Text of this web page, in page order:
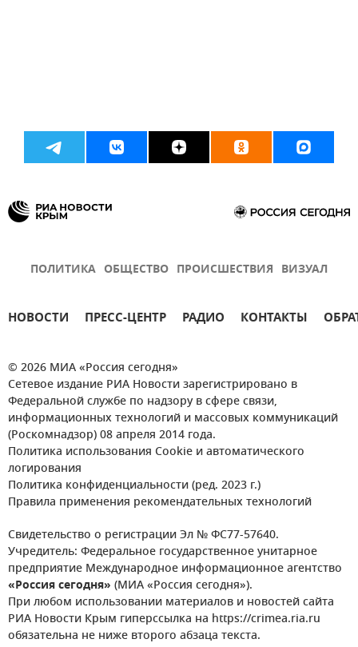
ПОЛИТИКА ОБЩЕСТВО ПРОИСШЕСТВИЯ ВИЗУАЛ
НОВОСТИ ПРЕСС-ЦЕНТР РАДИО КОНТАКТЫ
© 2026 МИА «Россия сегодня»
Сетевое издание РИА Новости зарегистрировано в
Федеральной службе по надзору в сфере связи,
информационных технологий и массовых коммуникаций
(Роскомнадзор) 08 апреля 2014 года.
Политика использования Cookie и автоматического
логирования
Политика конфиденциальности (ред. 2023 г.)
Правила применения рекомендательных технологий
Свидетельство о регистрации Эл № ФС77-57640.
Учредитель: Федеральное государственное унитарное
предприятие Международное информационное агентство
«Россия сегодня» (МИА «Россия сегодня»).
При любом использовании материалов и новостей сайта
РИА Новости Крым гиперссылка на https://crimea.ria.ru
обязательна не ниже второго абзаца текста.